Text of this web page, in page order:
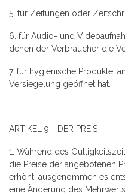
5. für Zeitungen oder
6. für Audio- und
denen der Verbraucher die
7. für hygienische Produkte,
Versiegelung geöffnet hat.
ARTIKEL 9 - DER PREIS
1. Während des
die Preise der angebotenen
erhöht, ausgenommen es
eine Änderung des